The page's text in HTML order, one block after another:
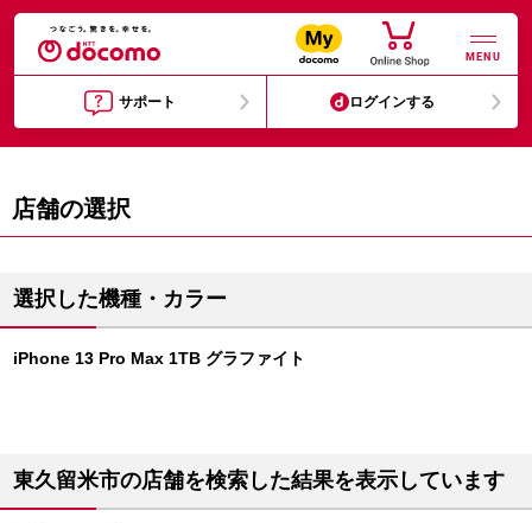
MENU
サポート ログインする
店舗の選択
選択した機種・カラー
iPhone 13 Pro Max 1TB グラファイト
東久留米市の店舗を検索した結果を表示しています